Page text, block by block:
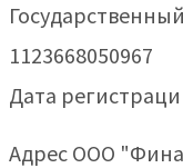
1123668050967
Дата
Адрес ООО